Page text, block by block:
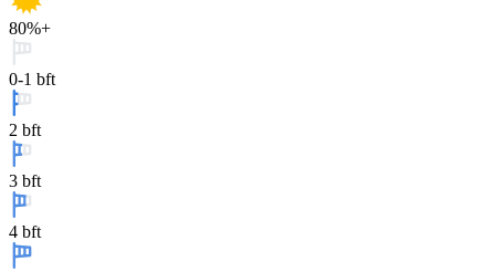
80%+
0-1 bft
2 bft
3 bft
4 bft